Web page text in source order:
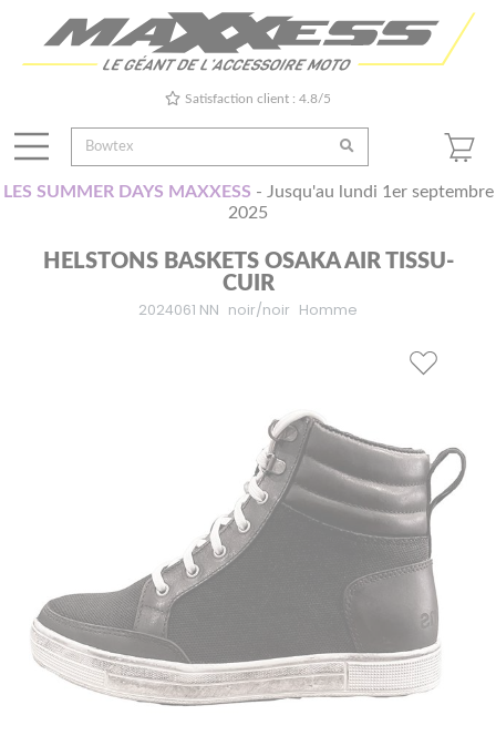
Satisfaction client : 4.8/5
LES SUMMER DAYS MAXXESS - Jusqu'au lundi 1er septembre
2025
HELSTONS BASKETS OSAKA AIR TISSU-
CUIR
2024061 NN noir/noir Homme